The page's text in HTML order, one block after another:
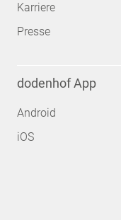
Karriere
Presse
dodenhof App
Android
iOS